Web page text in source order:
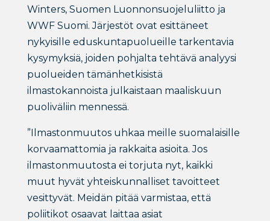
Winters, Suomen Luonnonsuojeluliitto ja
WWF Suomi. Järjestöt ovat esittäneet
nykyisille eduskuntapuolueille tarkentavia
kysymyksiä, joiden pohjalta tehtävä analyysi
puolueiden tämänhetkisistä
ilmastokannoista julkaistaan maaliskuun
puoliväliin mennessä.
”Ilmastonmuutos uhkaa meille suomalaisille
korvaamattomia ja rakkaita asioita. Jos
ilmastonmuutosta ei torjuta nyt, kaikki
muut hyvät yhteiskunnalliset tavoitteet
vesittyvät. Meidän pitää varmistaa, että
poliitikot osaavat laittaa asiat